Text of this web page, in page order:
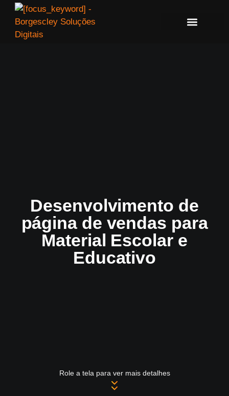
Desenvolvimento de
página de vendas para
Material Escolar e
Educativo
Role a tela para ver mais detalhes